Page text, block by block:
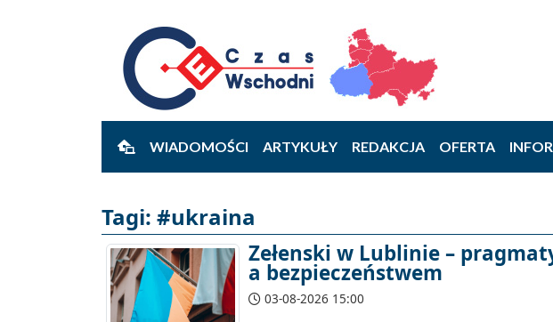
WIADOMOŚCI ARTYKUŁY REDAKCJA OFERTA
Tagi: #ukraina
Zełenski w Lublinie –
a bezpieczeństwem
03-08-2026 15:00